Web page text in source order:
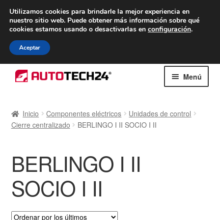
ENTREGA desde 7 EUR
De lunes a viernes de 9 a. m. a 4 p. m.
navegación
al
Menú
Caja registradora
Contacto
Inicio Componentes eléctricos
Unidades de control
Cierre centralizado
BERLINGO I II SOCIO I II
BERLINGO I II
SOCIO I II
Utilizamos cookies para brindarle la mejor experiencia en
nuestro sitio web. Puede obtener más información sobre qué
cookies estamos usando o desactivarlas en configuración.
Aceptar